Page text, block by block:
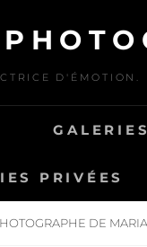
D'ÉMOTION.
GALERIES
PRIVÉES
DE